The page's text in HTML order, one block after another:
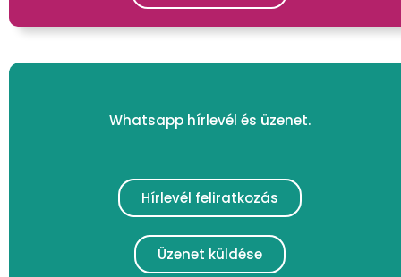
Whatsapp hírlevél és üzenet.
Hírlevél feliratkozás
Üzenet küldése